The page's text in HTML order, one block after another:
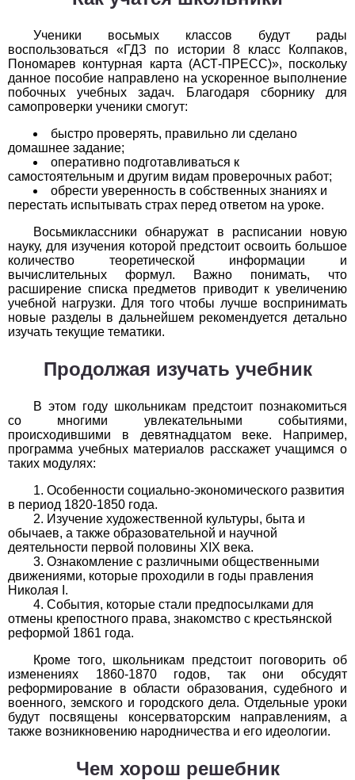
1
2 3 4 5 6 7 8 9 10
11
Литература
2 3 4 5 6 7 8 9 10
Математика
2 3 4 5 6 7 8 9 10
11
Немецкий язык
1
2 4 5 6 7 8 9 10
ОБЖ
1
2 3 4 5 6 7 8 9 10
11
Окружающий мир
1
2 3
Русский язык
1
2 3 4 5 6 7 8 9 10
Технология
1
2
Физика
2 3 4 5 6 7 8 9 10
11
Французский язык
1
2 3 4 5 6 7 8 9 10
11
Ученики восьмых классов будут рады
воспользоваться «ГДЗ по истории 8 класс Колпаков,
Пономарев контурная карта (АСТ-ПРЕСС)», поскольку
данное пособие направлено на ускоренное выполнение
побочных учебных задач. Благодаря сборнику для
самопроверки ученики смогут:
быстро проверять, правильно ли сделано
домашнее задание;
оперативно подготавливаться к
самостоятельным и другим видам проверочных работ;
обрести уверенность в собственных знаниях и
перестать испытывать страх перед ответом на уроке.
Восьмиклассники обнаружат в расписании новую
науку, для изучения которой предстоит освоить большое
количество теоретической информации и
вычислительных формул. Важно понимать, что
расширение списка предметов приводит к увеличению
учебной нагрузки. Для того чтобы лучше воспринимать
новые разделы в дальнейшем рекомендуется детально
изучать текущие тематики.
Продолжая изучать учебник
В этом году школьникам предстоит познакомиться
со многими увлекательными событиями,
происходившими в девятнадцатом веке. Например,
программа учебных материалов расскажет учащимся о
таких модулях:
Особенности социально-экономического развития
в период 1820-1850 года.
Изучение художественной культуры, быта и
обычаев, а также образовательной и научной
деятельности первой половины XIX века.
Ознакомление с различными общественными
движениями, которые проходили в годы правления
Николая I.
События, которые стали предпосылками для
отмены крепостного права, знакомство с крестьянской
реформой 1861 года.
Кроме того, школьникам предстоит поговорить об
изменениях 1860-1870 годов, так они обсудят
реформирование в области образования, судебного и
военного, земского и городского дела. Отдельные уроки
будут посвящены консерваторским направлениям, а
также возникновению народничества и его идеологии.
Чем хорош решебник